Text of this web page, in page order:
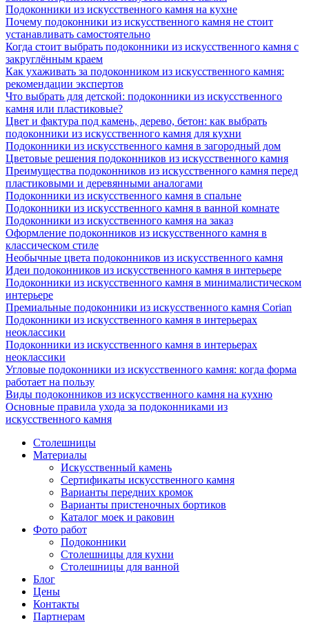
Подоконники из искусственного камня на кухне
Почему подоконники из искусственного камня не стоит
устанавливать самостоятельно
Когда стоит выбрать подоконники из искусственного камня с
закруглённым краем
Как ухаживать за подоконником из искусственного камня:
рекомендации экспертов
Что выбрать для детской: подоконники из искусственного
камня или пластиковые?
Цвет и фактура под камень, дерево, бетон: как выбрать
подоконники из искусственного камня для кухни
Подоконники из искусственного камня в загородный дом
Цветовые решения подоконников из искусственного камня
Преимущества подоконников из искусственного камня перед
пластиковыми и деревянными аналогами
Подоконники из искусственного камня в спальне
Подоконники из искусственного камня в ванной комнате
Подоконники из искусственного камня на заказ
Оформление подоконников из искусственного камня в
классическом стиле
Необычные цвета подоконников из искусственного камня
Идеи подоконников из искусственного камня в интерьере
Подоконники из искусственного камня в минималистическом
интерьере
Премиальные подоконники из искусственного камня Corian
Подоконники из искусственного камня в интерьерах
неоклассики
Подоконники из искусственного камня в интерьерах
неоклассики
Угловые подоконники из искусственного камня: когда форма
работает на пользу
Виды подоконников из искусственного камня на кухню
Основные правила ухода за подоконниками из
искусственного камня
Столешницы
Материалы
Искусственный камень
Сертификаты искусственного камня
Варианты передних кромок
Варианты пристеночных бортиков
Каталог моек и раковин
Фото работ
Подоконники
Столешницы для кухни
Столешницы для ванной
Блог
Цены
Контакты
Партнерам